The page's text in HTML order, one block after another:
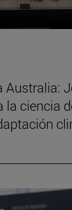
Australia:
la ciencia